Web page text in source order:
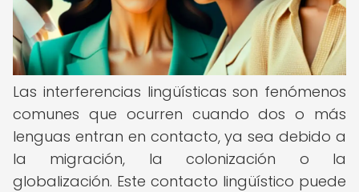
Las interferencias lingüísticas son fenómenos
comunes que ocurren cuando dos o más
lenguas entran en contacto, ya sea debido a
la migración, la colonización o la
globalización. Este contacto lingüístico puede